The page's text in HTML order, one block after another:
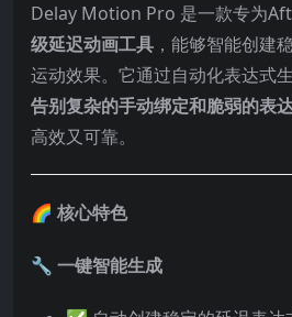
Delay Motion Pro 是一款专为
级延迟动画工具 ，能够智能创建
运动效果。它通过自动化表达式
告别复杂的手动绑定和脆弱的表
高效又可靠。
🌈 核心特色
🔧 一键智能生成